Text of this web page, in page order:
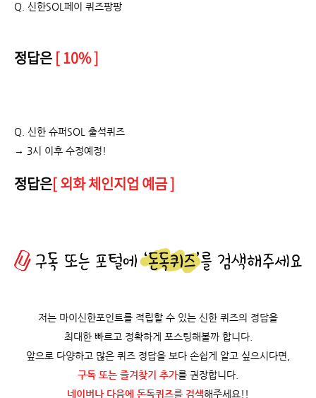
Q. 신한SOL페이 퀴즈팡팡
정답은 [ 10% ]
Q. 신한 슈퍼SOL 출석퀴즈
→ 3시 이후 수정예정!
정답은[ 외화 체인지업 예금 ]
저는 마이신한포인트를 적립할 수 있는 신한 퀴즈의 정답을
최대한 빠르고 정확하게 포스팅해볼까 합니다.
앞으로 다양하고 많은 퀴즈 정답을 보다 손쉽게 알고 싶으시다면,
구독 또는 즐겨찾기 추가를 권장합니다.
네이버나 다음에 돈독퀴즈를 검색해주세요!!